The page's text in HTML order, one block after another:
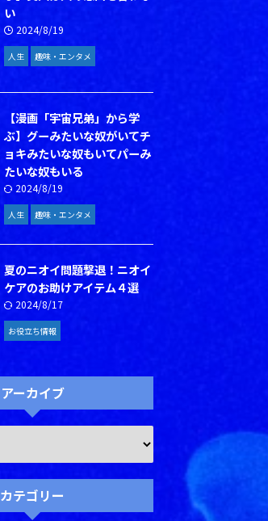
い
2024/8/19
人生 趣味・エンタメ
【漫画「宇宙兄弟」から学
ぶ】グーみたいな奴がいてチ
ョキみたいな奴もいてパーみ
たいな奴もいる
2024/8/19
人生 趣味・エンタメ
夏のニオイ問題撃退！ニオイ
ケアのお助けアイテム４選
2024/8/17
お役立ち情報
アーカイブ
カテゴリー